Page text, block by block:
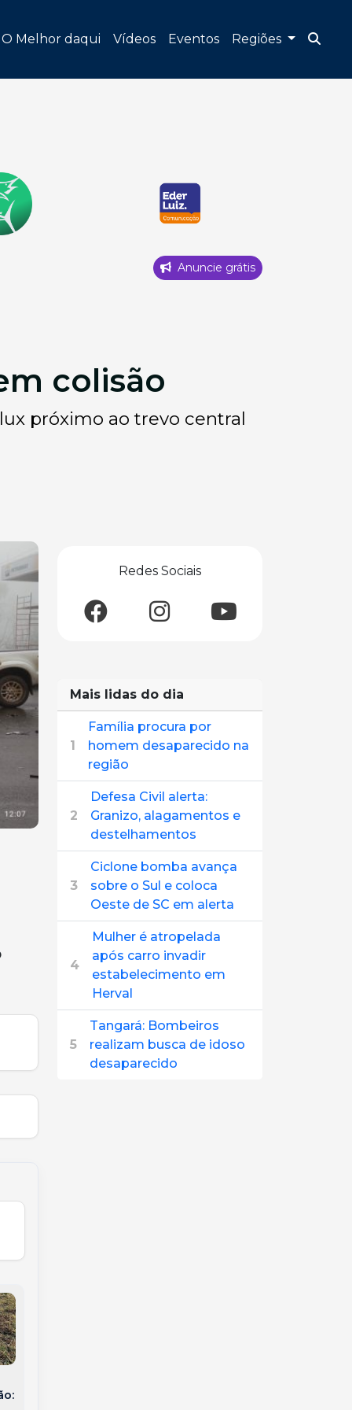
O Melhor daqui Vídeos Eventos Regiões
Anuncie grátis
colisão
próximo ao trevo central
Redes Sociais
Mais lidas do dia
1
Família procura por
homem desaparecido na
região
2
Defesa Civil alerta:
Granizo, alagamentos e
destelhamentos
3
Ciclone bomba avança
sobre o Sul e coloca
Oeste de SC em alerta
4
Mulher é atropelada
após carro invadir
estabelecimento em
Herval
5
Tangará: Bombeiros
realizam busca de idoso
desaparecido